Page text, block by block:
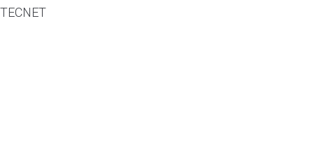
TECNET